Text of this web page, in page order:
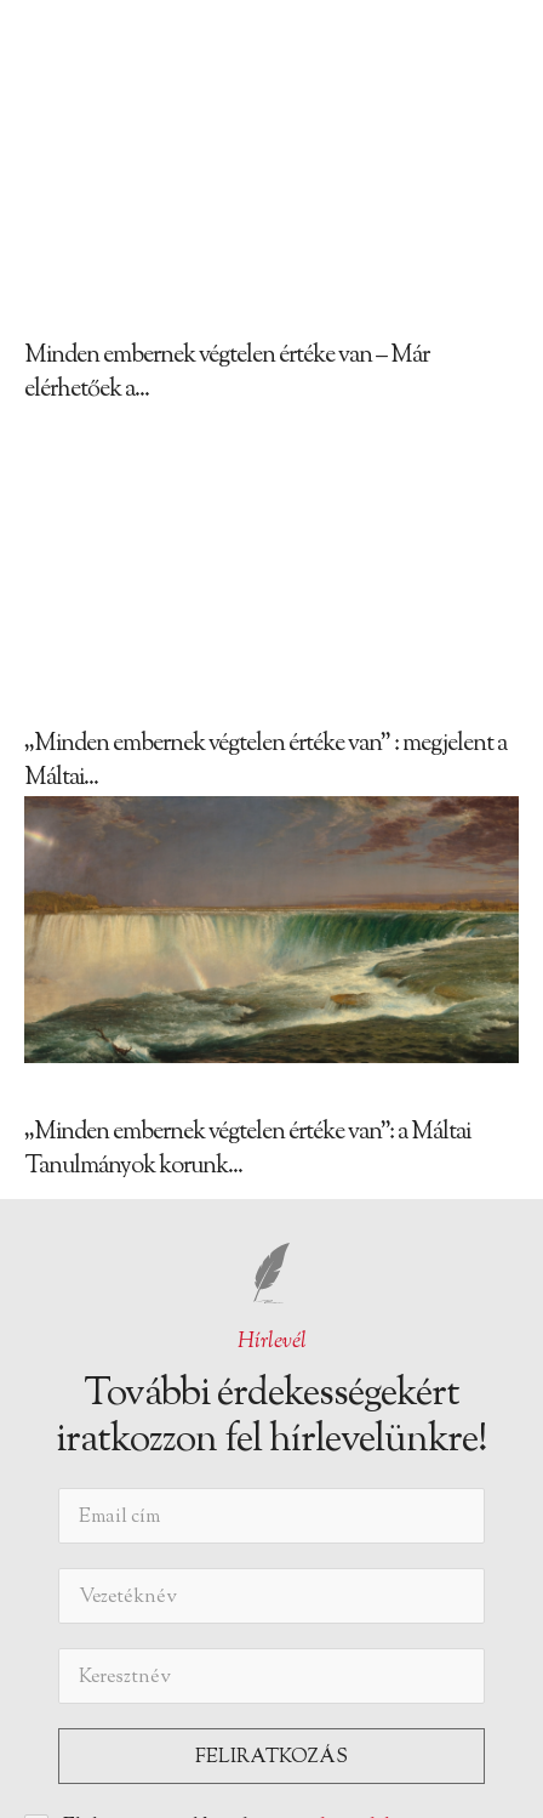
Minden embernek végtelen értéke van – Már
elérhetőek a...
„Minden embernek végtelen értéke van” : megjelent a
Máltai...
„Minden embernek végtelen értéke van”: a Máltai
Tanulmányok korunk...
Hírlevél
További érdekességekért
iratkozzon fel hírlevelünkre!